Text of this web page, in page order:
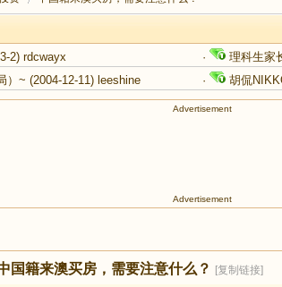
2) rdcwayx · 理科生
）~ (2004-12-11) leeshine · 胡侃
Advertisement
Advertisement
国籍来澳买房，需要注意什么？ [复制链接]